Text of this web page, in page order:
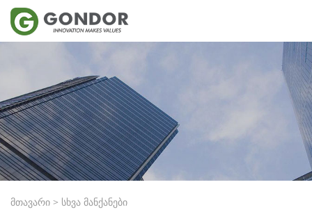
მთავარი > სხვა მანქანები